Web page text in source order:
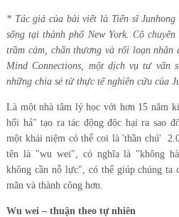
* Tác giả của bài viết là Tiến sĩ
sống tại thành phố New York. Cô
trầm cảm, chấn thương và rối loạn nhân
Mind Connections, một dịch vụ tư vấn
những chia sẻ từ thực tế nghiên cứu của
Là một nhà tâm lý học với hơn 15 năm
hối hả" tạo ra tác động độc hại ra sao
một khái niệm có thể coi là 'thần chú'
tên là "wu wei", có nghĩa là "không
không cần nỗ lực", có thể giúp chúng ta
mãn và thành công hơn.
Wu wei – thuận theo tự nhiên